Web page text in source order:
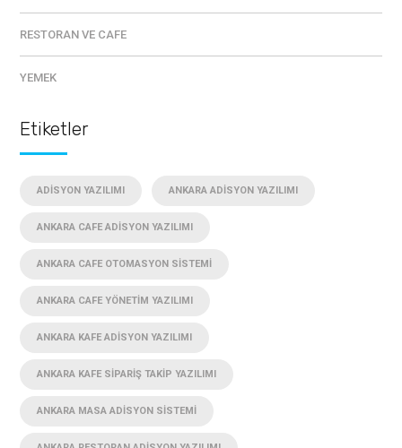
RESTORAN VE CAFE
YEMEK
Etiketler
ADISYON YAZILIMI ANKARA ADISYON YAZILIMI
ANKARA CAFE ADISYON YAZILIMI
ANKARA CAFE OTOMASYON SISTEMI
ANKARA CAFE YÖNETIM YAZILIMI
ANKARA KAFE ADISYON YAZILIMI
ANKARA KAFE SIPARIŞ TAKIP YAZILIMI
ANKARA MASA ADISYON SISTEMI